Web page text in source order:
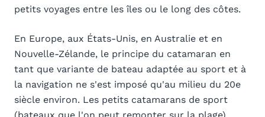
petits voyages entre les îles ou le long des côtes.
En Europe, aux États-Unis, en Australie et en
Nouvelle-Zélande, le principe du catamaran en
tant que variante de bateau adaptée au sport et à
la navigation ne s'est imposé qu'au milieu du 20e
siècle environ. Les petits catamarans de sport